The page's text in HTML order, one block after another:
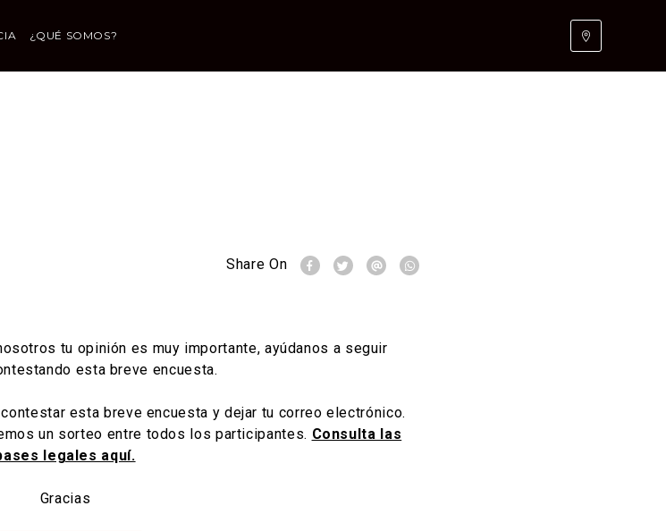
¿QUÉ SOMOS?
Share On
tu opinión es muy importante, ayúdanos a seguir
esta breve encuesta.
esta breve encuesta y dejar tu correo electrónico.
un sorteo entre todos los participantes. Consulta las
legales aquí.
Gracias